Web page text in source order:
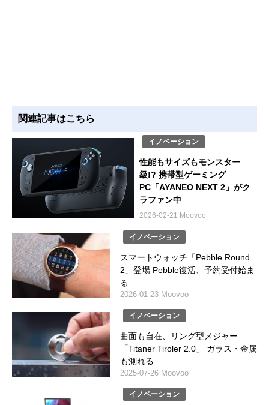
関連記事はこちら
イノベーション
性能もサイズもモンスター
級!? 携帯型ゲーミング
PC「AYANEO NEXT 2」がク
ラファン中
2026-02-21 Moovoo
イノベーション
スマートウォッチ「Pebble Round
2」登場 Pebble復活、予約受付始ま
る
2026-01-23 Moovoo
イノベーション
曲面も自在、リング型メジャー
「Titaner Tiroler 2.0」 ガラス・金属
も測れる
2025-07-26 Moovoo
イノベーション